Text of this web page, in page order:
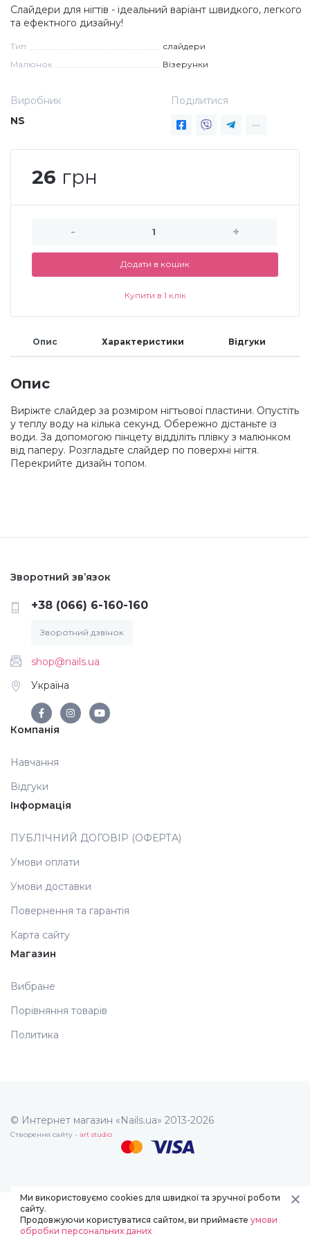
Дезінфекція та стерилізація
Декор для нігтів
Трикутники (каміфубукі)
Наклейки гнучкі лінії
Бульонки
Блискітки для нігтів
Меланж (цукровий ефект)
Каміфубукі (конфетті)
Слюда
Брокат
Фольга для лиття (ефект кракелюра)
Аксесуари
Слайдери для нігтів - ідеальний варіант швидкого, легкого
та ефектного дизайну!
Тип
слайдери
Малюнок
Візерунки
Виробник
NS
Поділитися
26 грн
- +
Додати в кошик
Купити в 1 клік
Опис Характеристики Відгуки
Опис
Виріжте слайдер за розміром нігтьової пластини. Опустіть
у теплу воду на кілька секунд. Обережно дістаньте із
води. За допомогою пінцету відділіть плівку з малюнком
від паперу. Розгладьте слайдер по поверхні нігтя.
Перекрийте дизайн топом.
Зворотний зв’язок
+38 (066) 6-160-160
Зворотний дзвінок
shop@nails.ua
Україна
Компанія
Навчання
Відгуки
Інформація
ПУБЛІЧНИЙ ДОГОВІР (ОФЕРТА)
Умови оплати
Умови доставки
Повернення та гарантія
Карта сайту
Магазин
Вибране
Порівняння товарів
Политика
© Интернет магазин «Nails.ua» 2013-2026
Створення сайту - art studio
Ми використовуємо cookies для швидкої та зручної роботи
сайту.
Продовжуючи користуватися сайтом, ви приймаєте умови
обробки персональних даних